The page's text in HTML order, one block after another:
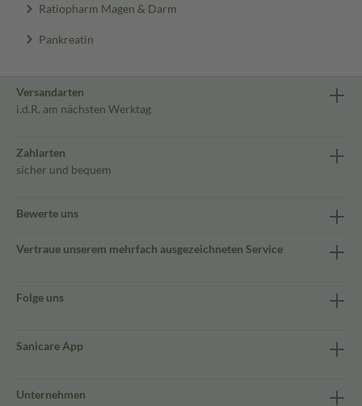
Ratiopharm Magen & Darm
Pankreatin
Versandarten
i.d.R. am nächsten Werktag
Zahlarten
sicher und bequem
Bewerte uns
Vertraue unserem mehrfach ausgezeichneten Service
Folge uns
Sanicare App
Unternehmen